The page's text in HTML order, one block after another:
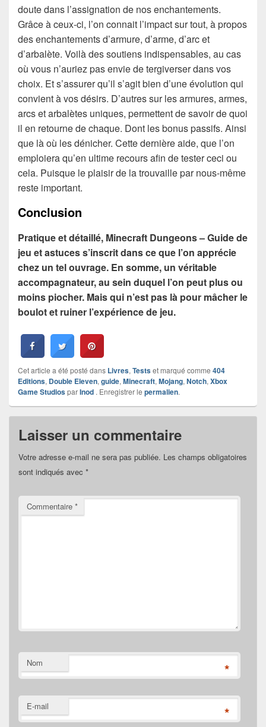
doute dans l’assignation de nos enchantements.
Grâce à ceux-ci, l’on connait l’impact sur tout, à propos
des enchantements d’armure, d’arme, d’arc et
d’arbalète. Voilà des soutiens indispensables, au cas
où vous n’auriez pas envie de tergiverser dans vos
choix. Et s’assurer qu’il s’agit bien d’une évolution qui
convient à vos désirs. D’autres sur les armures, armes,
arcs et arbalètes uniques, permettent de savoir de quoi
il en retourne de chaque. Dont les bonus passifs. Ainsi
que là où les dénicher. Cette dernière aide, que l’on
emploiera qu’en ultime recours afin de tester ceci ou
cela. Puisque le plaisir de la trouvaille par nous-même
reste important.
Conclusion
Pratique et détaillé, Minecraft Dungeons – Guide de
jeu et astuces s’inscrit dans ce que l’on apprécie
chez un tel ouvrage. En somme, un véritable
accompagnateur, au sein duquel l’on peut plus ou
moins piocher. Mais qui n’est pas là pour mâcher le
boulot et ruiner l’expérience de jeu.
Cet article a été posté dans Livres, Testset marqué comme 404
Editions, Double Eleven, guide, Minecraft, Mojang, Notch, Xbox
Game StudiosparInod . Enregistrer le permalien.
Laisser un commentaire
Votre adresse e-mail ne sera pas publiée. Les champs obligatoires
sont indiqués avec *
Commentaire *
Nom *
E-mail *